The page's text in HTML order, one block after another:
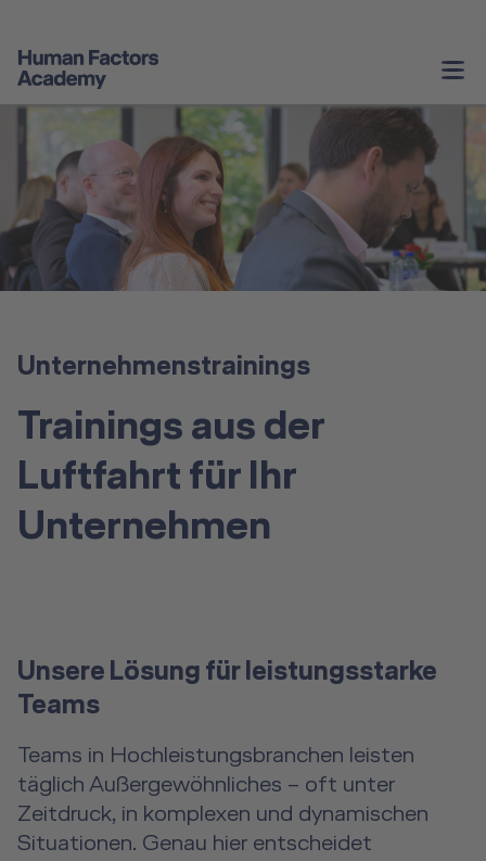
Unternehmenstrainings
Persönliche Weiterentwicklung
Service & Informationen
Unternehmenstrainings
Trainings aus der
Luftfahrt für Ihr
Unternehmen
Unsere Lösung für leistungsstarke
Teams
Teams in Hochleistungsbranchen leisten
täglich Außergewöhnliches – oft unter
Zeitdruck, in komplexen und dynamischen
Situationen. Genau hier entscheidet